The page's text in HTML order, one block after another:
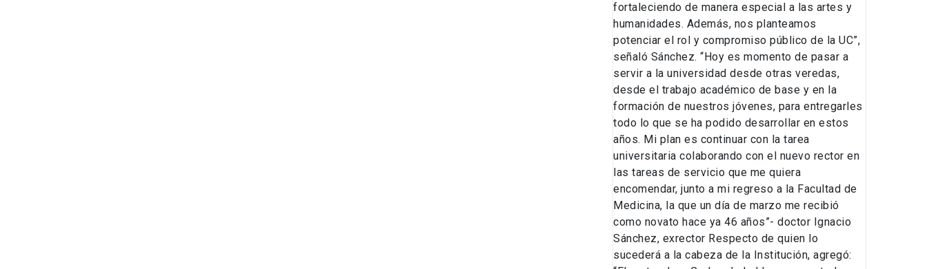
fortaleciendo de manera especial a las artes y
humanidades. Además, nos planteamos
potenciar el rol y compromiso público de la UC”,
señaló Sánchez. “Hoy es momento de pasar a
servir a la universidad desde otras veredas,
desde el trabajo académico de base y en la
formación de nuestros jóvenes, para entregarles
todo lo que se ha podido desarrollar en estos
años. Mi plan es continuar con la tarea
universitaria colaborando con el nuevo rector en
las tareas de servicio que me quiera
encomendar, junto a mi regreso a la Facultad de
Medicina, la que un día de marzo me recibió
como novato hace ya 46 años”- doctor Ignacio
Sánchez, exrector Respecto de quien lo
sucederá a la cabeza de la Institución, agregó: